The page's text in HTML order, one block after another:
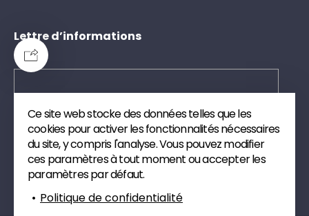
Ce site web stocke des données telles que les
cookies pour activer les fonctionnalités nécessaires
du site, y compris l'analyse. Vous pouvez modifier
ces paramètres à tout moment ou accepter les
paramètres par défaut.
Politique de confidentialité
Lettre d’informations
Envoyer
Inscrivez-vous à notre newsletter. Nous vous
enverrons des publications et des articles de veille